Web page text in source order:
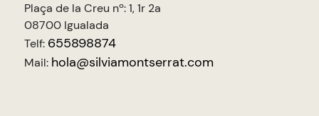
Plaça de la Creu nº: 1, 1r 2a
08700 Igualada
Telf: 655898874
Mail: hola@silviamontserrat.com